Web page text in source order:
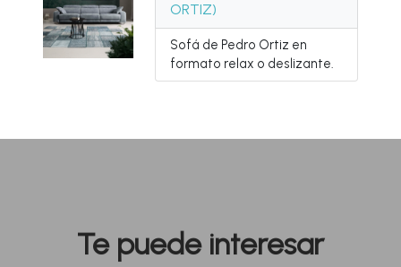
ORTIZ)
Sofá de Pedro Ortiz en
formato relax o deslizante.
Te puede interesar